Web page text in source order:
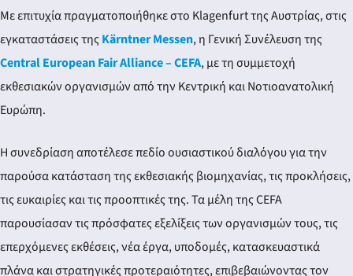
Με επιτυχία πραγματοποιήθηκε στο Klagenfurt της Αυστρίας, στις
εγκαταστάσεις της Kärntner Messen, η Γενική Συνέλευση της
Central European Fair Alliance – CEFA, με τη συμμετοχή
εκθεσιακών οργανισμών από την Κεντρική και Νοτιοανατολική
Ευρώπη.
Η συνεδρίαση αποτέλεσε πεδίο ουσιαστικού διαλόγου για την
παρούσα κατάσταση της εκθεσιακής βιομηχανίας, τις προκλήσεις,
τις ευκαιρίες και τις προοπτικές της. Τα μέλη της CEFA
παρουσίασαν τις πρόσφατες εξελίξεις των οργανισμών τους, τις
επερχόμενες εκθέσεις, νέα έργα, υποδομές, κατασκευαστικά
πλάνα και στρατηγικές προτεραιότητες, επιβεβαιώνοντας τον